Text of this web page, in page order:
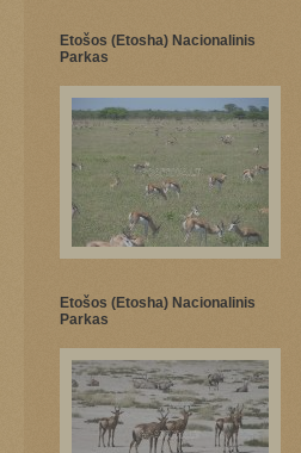
Etošos (Etosha) Nacionalinis
Parkas
Etošos (Etosha) Nacionalinis
Parkas